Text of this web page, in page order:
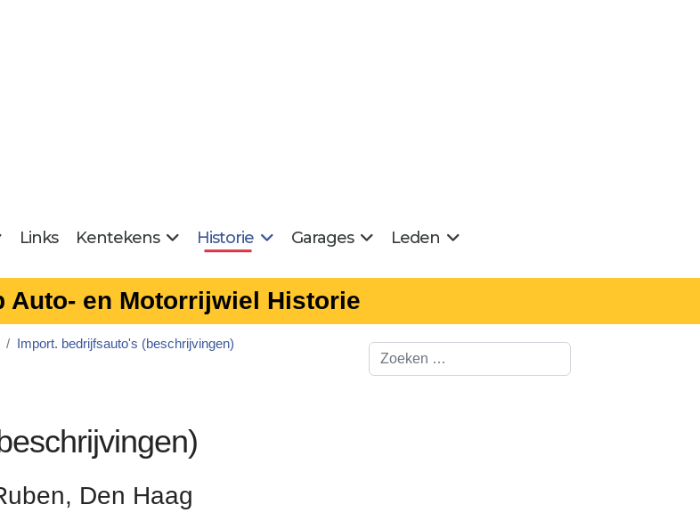
Links Kentekens Historie Garages Leden
Auto- en Motorrijwiel Historie
Import. bedrijfsauto's (beschrijvingen)
Den Haag